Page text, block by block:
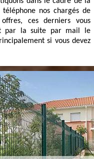
nos chargés de
ces derniers vous
par la suite par mail le
si vous devez